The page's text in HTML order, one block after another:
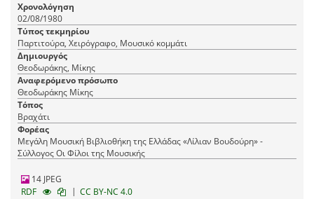
Χρονολόγηση
02/08/1980
Τύπος τεκμηρίου
Παρτιτούρα, Χειρόγραφο, Μουσικό κομμάτι
Δημιουργός
Θεοδωράκης, Μίκης
Αναφερόμενο πρόσωπο
Θεοδωράκης Μίκης
Τόπος
Βραχάτι
Φορέας
Μεγάλη Μουσική Βιβλιοθήκη της Ελλάδας «Λίλιαν Βουδούρη» -
Σύλλογος Οι Φίλοι της Μουσικής
14 JPEG
RDF
| CC BY-NC 4.0